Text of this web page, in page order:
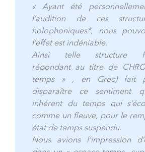
« Ayant été
l’audition de ces
holophoniques*, nous
l’effet est indéniable.
Ainsi telle structure
répondant au titre de
temps » , en Grec) fait
disparaître ce sentiment
inhérent du temps qui
comme un fleuve, pour le
état de temps suspendu.
Nous avions l’impression